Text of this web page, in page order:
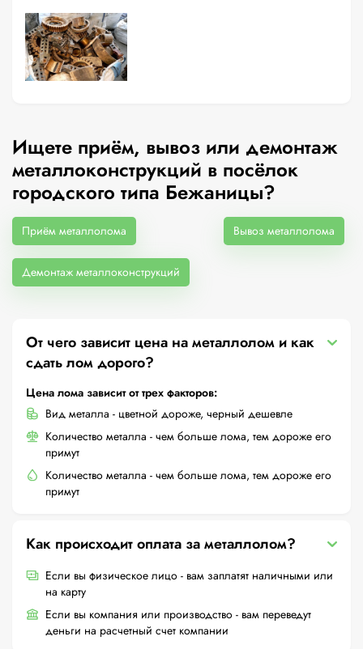
Ищете приём, вывоз или демонтаж
металлоконструкций в посёлок
городского типа Бежаницы?
Приём металлолома Вывоз металлолома
Демонтаж металлоконструкций
От чего зависит цена на металлолом и как
сдать лом дорого?
Цена лома зависит от трех факторов:
Вид металла - цветной дороже, черный дешевле
Количество металла - чем больше лома, тем дороже его
примут
Количество металла - чем больше лома, тем дороже его
примут
Как происходит оплата за металлолом?
Если вы физическое лицо - вам заплатят наличными или
на карту
Если вы компания или производство - вам переведут
деньги на расчетный счет компании